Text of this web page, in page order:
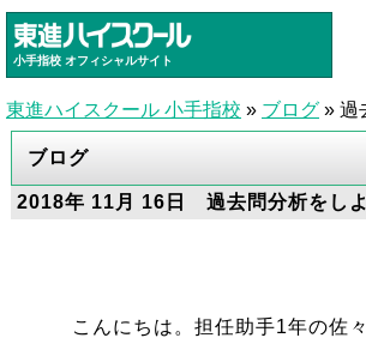
小手指校 オフィシャルサイト
東進ハイスクール 小手指校 » ブログ » 過
ブログ
2018年 11月 16日 過去問分析をしよ
こんにちは。担任助手1年の佐